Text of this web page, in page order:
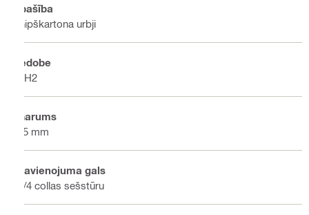
Īpašība
Ģipškartona urbji
Iedobe
PH2
Garums
25 mm
Savienojuma gals
1/4 collas sešstūru